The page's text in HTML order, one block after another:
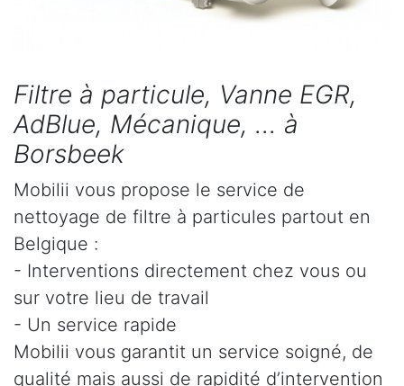
Filtre à particule, Vanne EGR,
AdBlue, Mécanique, ... à
Borsbeek
Mobilii vous propose le service de
nettoyage de filtre à particules partout en
Belgique :
- Interventions directement chez vous ou
sur votre lieu de travail
- Un service rapide
Mobilii vous garantit un service soigné, de
qualité mais aussi de rapidité d’intervention